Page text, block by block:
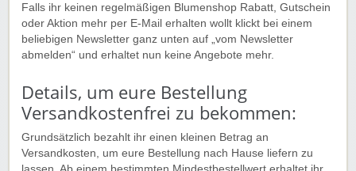
Falls ihr keinen regelmäßigen Blumenshop Rabatt, Gutschein
oder Aktion mehr per E-Mail erhalten wollt klickt bei einem
beliebigen Newsletter ganz unten auf „vom Newsletter
abmelden“ und erhaltet nun keine Angebote mehr.
Details, um eure Bestellung
Versandkostenfrei zu bekommen:
Grundsätzlich bezahlt ihr einen kleinen Betrag an
Versandkosten, um eure Bestellung nach Hause liefern zu